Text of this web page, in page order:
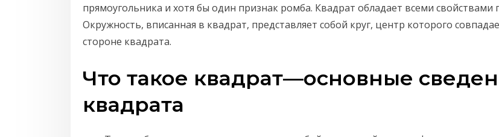
прямоугольника и хотя бы один признак ромба. Квадрат обладает всеми
Окружность, вписанная в квадрат, представляет собой круг, центр которого
стороне квадрата.
Что такое квадрат—основные
квадрата